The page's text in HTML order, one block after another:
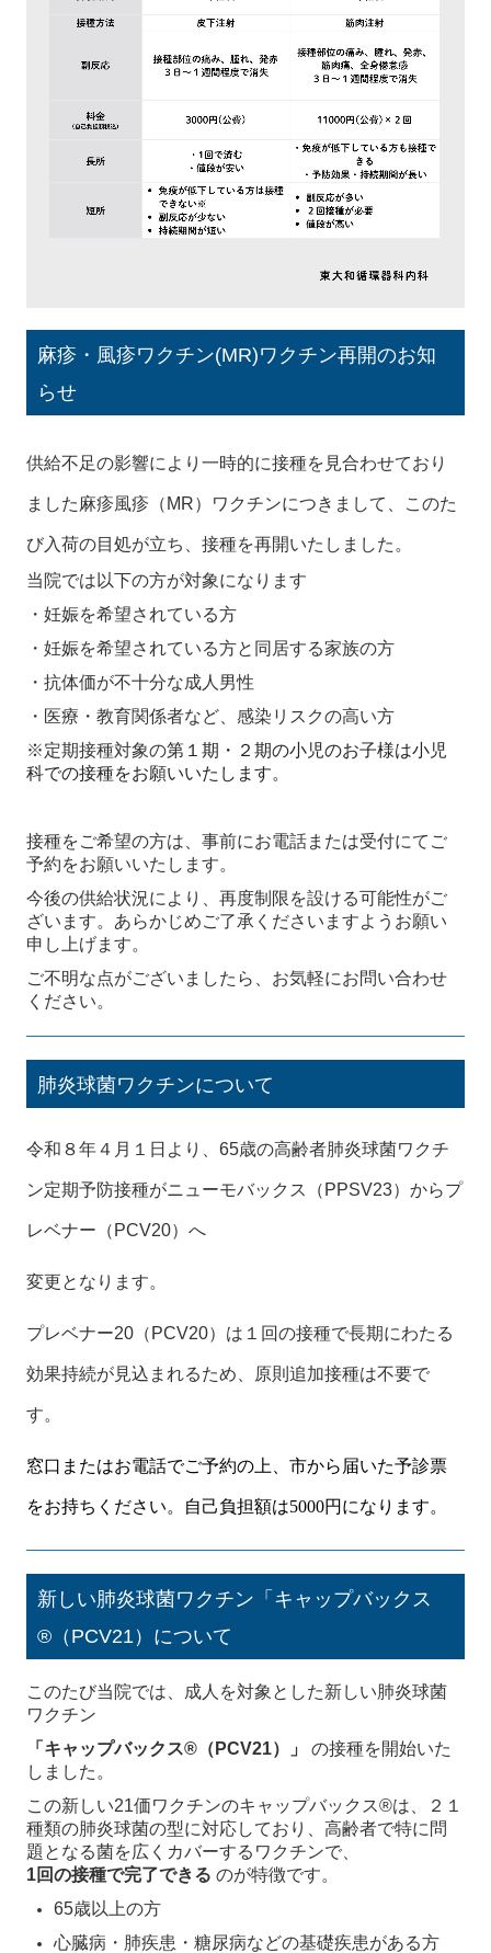
麻疹・風疹ワクチン(MR)ワクチン再開のお知
らせ
供給不足の影響により一時的に接種を見合わせており
ました麻疹風疹（MR）ワクチンにつきまして、このた
び入荷の目処が立ち、接種を再開いたしました 。
当院では以下の方が対象になります
・妊娠を希望されている方
・妊娠を希望されている方と同居する家族の方
・抗体価が不十分な成人男性
・医療・教育関係者など、感染リスクの高い方
※定期接種対象の第１期・２期の小児のお子様は小児
科での接種をお願いいたします。
接種をご希望の方は、事前にお電話または受付にてご
予約をお願いいたします。
今後の供給状況により、再度制限を設ける可能性がご
ざいます。あらかじめご了承くださいますようお願い
申し上げます。
ご不明な点がございましたら、お気軽にお問い合わせ
ください。
肺炎球菌ワクチンについて
令和８年４月１日より、65歳の高齢者肺炎球菌ワクチ
ン定期予防接種がニューモバックス（PPSV23）からプ
レベナー（PCV20）へ
変更となります。
プレベナー20（PCV20）は１回の接種で長期にわたる
効果持続が見込まれるため、原則追加接種は不要で
す。
窓口またはお電話でご予約の上、市から届いた予診票
をお持ちください。自己負担額は5000円になります。
新しい肺炎球菌ワクチン「キャップバックス
®（PCV21）について
このたび当院では、成人を対象とした新しい肺炎球菌
ワクチン
「キャップバックス®（PCV21）」
の接種を開始いた
しました。
この新しい21価ワクチンのキャップバックス®は、２１
種類の肺炎球菌の型に対応しており、高齢者で特に問
題となる菌を広くカバーするワクチンで、
1回の接種で完了できる のが特徴です。
65歳以上の方
心臓病・肺疾患・糖尿病などの基礎疾患がある方